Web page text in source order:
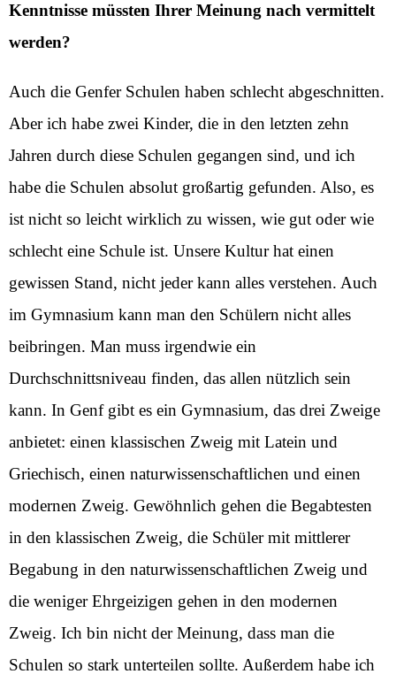
Kenntnisse müssten Ihrer Meinung nach vermittelt
werden?
Auch die Genfer Schulen haben schlecht abgeschnitten.
Aber ich habe zwei Kinder, die in den letzten zehn
Jahren durch diese Schulen gegangen sind, und ich
habe die Schulen absolut großartig gefunden. Also, es
ist nicht so leicht wirklich zu wissen, wie gut oder wie
schlecht eine Schule ist. Unsere Kultur hat einen
gewissen Stand, nicht jeder kann alles verstehen. Auch
im Gymnasium kann man den Schülern nicht alles
beibringen. Man muss irgendwie ein
Durchschnittsniveau finden, das allen nützlich sein
kann. In Genf gibt es ein Gymnasium, das drei Zweige
anbietet: einen klassischen Zweig mit Latein und
Griechisch, einen naturwissenschaftlichen und einen
modernen Zweig. Gewöhnlich gehen die Begabtesten
in den klassischen Zweig, die Schüler mit mittlerer
Begabung in den naturwissenschaftlichen Zweig und
die weniger Ehrgeizigen gehen in den modernen
Zweig. Ich bin nicht der Meinung, dass man die
Schulen so stark unterteilen sollte. Außerdem habe ich